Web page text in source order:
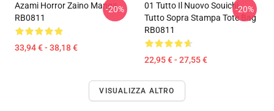
Azami Horror Zaino Manga
RB0811
33,94 € - 38,18 €
-20%
01 Tutto Il Nuovo Souichi
Tutto Sopra Stampa Tote Bag
RB0811
22,95 € - 27,55 €
-20%
VISUALIZZA ALTRO